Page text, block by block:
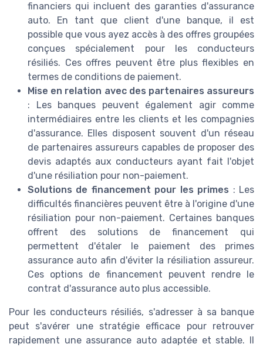
financiers qui incluent des garanties d'assurance
auto. En tant que client d'une banque, il est
possible que vous ayez accès à des offres groupées
conçues spécialement pour les conducteurs
résiliés. Ces offres peuvent être plus flexibles en
termes de conditions de paiement.
Mise en relation avec des partenaires assureurs
: Les banques peuvent également agir comme
intermédiaires entre les clients et les compagnies
d'assurance. Elles disposent souvent d'un réseau
de partenaires assureurs capables de proposer des
devis adaptés aux conducteurs ayant fait l'objet
d'une résiliation pour non-paiement.
Solutions de financement pour les primes : Les
difficultés financières peuvent être à l'origine d'une
résiliation pour non-paiement. Certaines banques
offrent des solutions de financement qui
permettent d'étaler le paiement des primes
assurance auto afin d'éviter la résiliation assureur.
Ces options de financement peuvent rendre le
contrat d'assurance auto plus accessible.
Pour les conducteurs résiliés, s'adresser à sa banque
peut s'avérer une stratégie efficace pour retrouver
rapidement une assurance auto adaptée et stable. Il